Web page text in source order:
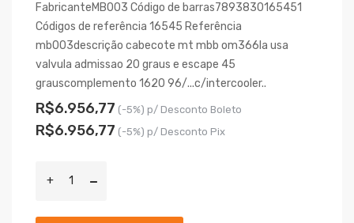
FabricanteMB003 Código de barras7893830165451
Códigos de referência 16545 Referência
mb003descrição cabecote mt mbb om366la usa
valvula admissao 20 graus e escape 45
grauscomplemento 1620 96/...c/intercooler..
R$6.956,77 (-5%) p/ Desconto Boleto
R$6.956,77 (-5%) p/ Desconto Pix